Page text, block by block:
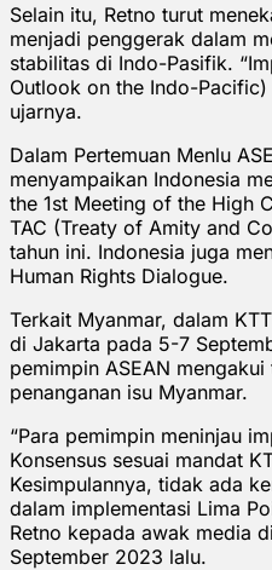
Selain itu, Retno turut
menjadi penggerak dalam
stabilitas di Indo-Pasifik.
Outlook on the Indo-
ujarnya.
Dalam Pertemuan Menlu
menyampaikan Indonesia
the 1st Meeting of the High
TAC (Treaty of Amity and
tahun ini. Indonesia juga
Human Rights Dialogue.
Terkait Myanmar, dalam
di Jakarta pada 5-7
pemimpin ASEAN
penanganan isu Myanmar.
“Para pemimpin meninjau
Konsensus sesuai mandat
Kesimpulannya, tidak ada
dalam implementasi Lima
Retno kepada awak media
September 2023 lalu.